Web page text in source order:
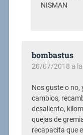
NISMAN
bombastus
20/07/2018 a
Nos guste o
cambios,
desaliento,
quejas de
recapacita que